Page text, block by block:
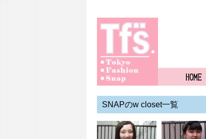
SNAPのw closet一覧